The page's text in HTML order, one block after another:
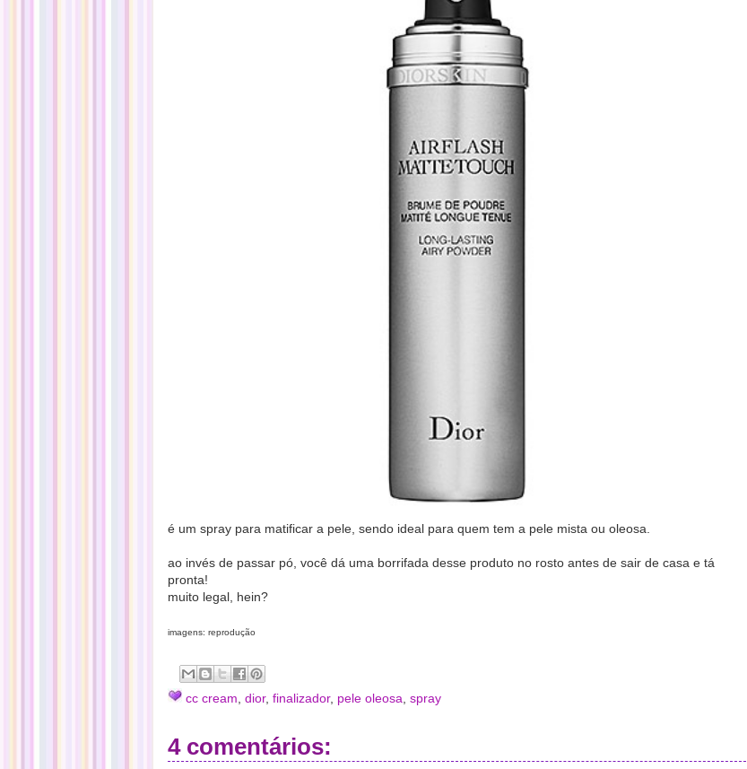
é um spray para matificar a pele, sendo ideal para quem tem a pele mista ou oleosa.
ao invés de passar pó, você dá uma borrifada desse produto no rosto antes de sair de casa e tá
pronta!
muito legal, hein?
imagens: reprodução
cc cream dior, finalizador, pele oleosa spray
4 comentários: